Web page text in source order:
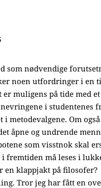
som nødvendige
noen utfordringer i en
muligens på tide med
i studentenes
metodevalgene. Om
åpne og undrende
som visstnok skal
fremtiden må leses i
en klappjakt på filosofer?
Tror jeg har fått en